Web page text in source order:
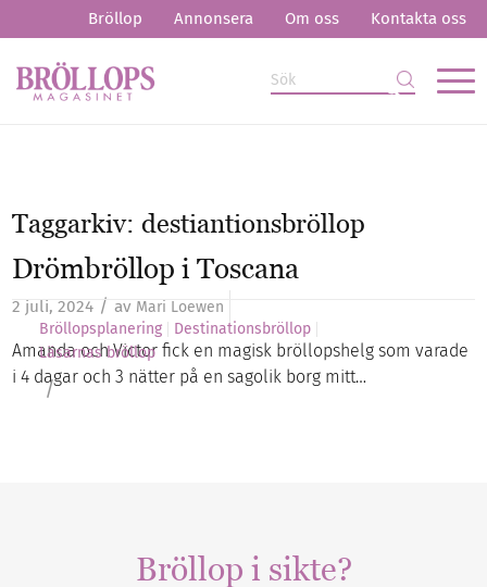
Bröllop Annonsera Om oss Kontakta oss
Taggarkiv:destiantionsbröllop
Drömbröllop i Toscana
2 juli, 2024 / av Mari Loewen
Amanda och Victor fick en magisk bröllopshelg som varade
i 4 dagar och 3 nätter på en sagolik borg mitt…
Bröllopsplanering
Destinationsbröllop
Läsarnas bröllop
/
Bröllop i sikte?